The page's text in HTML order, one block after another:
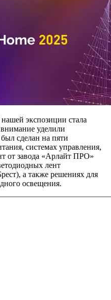
экспозиции стала
уделили
сделан на пяти
системах управления,
от завода «Арлайт ПРО»
лент
а также решениях для
освещения.